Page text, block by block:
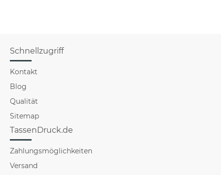
Schnellzugriff
Kontakt
Blog
Qualität
Sitemap
TassenDruck.de
Zahlungsmöglichkeiten
Versand